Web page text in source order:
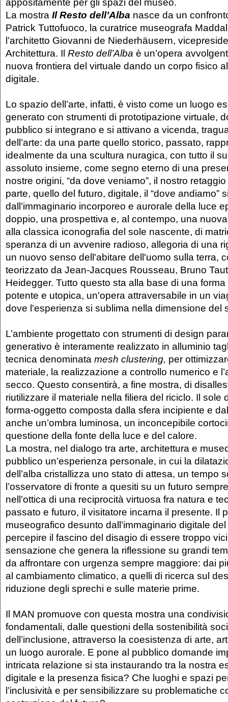
La mostra Il Resto dell’Alba nasce da un
Patrick Tuttofuoco, la curatrice museografa
l’architetto Giovanni de Niederhäusern,
Architettura. Il Resto dell’Alba è un’opera
nuova frontiera del virtuale dando un corpo fisico
digitale.
Lo spazio dell’arte, infatti, è visto come un luogo
generato con strumenti di prototipazione virtuale,
pubblico si integrano e si attivano a vicenda,
dell’arte: da una parte quello storico, passato,
idealmente da una scultura nuragica, con tutto il
assoluto insieme, come segno eterno di una
nostre origini, “da dove veniamo”, il nostro
parte, quello del futuro, digitale, il “dove andiamo”
dall’immaginario incorporeo e aurorale della luce
doppio, una prospettiva e, al contempo, una
alla classica iconografia del sole nascente, di
speranza di un avvenire radioso, allegoria di una
un nuovo senso dell'abitare dell'uomo sulla terra,
teorizzato da Jean-Jacques Rousseau, Bruno
Heidegger. Tutto questo sta alla base di una
potente e utopica, un'opera attraversabile in un
dove l'esperienza si sublima nella dimensione del
L’ambiente progettato con strumenti di design
generativo è interamente realizzato in alluminio
tecnica denominata mesh clustering, per
materiale, la realizzazione a controllo numerico e
secco. Questo consentirà, a fine mostra, di
riutilizzare il materiale nella filiera del riciclo. Il sole
forma-oggetto composta dalla sfera incipiente e
anche un’ombra luminosa, un inconcepibile
questione della fonte della luce e del calore.
La mostra, nel dialogo tra arte, architettura e
pubblico un’esperienza personale, in cui la
dell’alba cristallizza uno stato di attesa, un tempo
l’osservatore di fronte a quesiti su un futuro
nell'ottica di una reciprocità virtuosa fra natura e
passato e futuro, il visitatore incarna il presente. Il
museografico desunto dall’immaginario digitale
percepire il fascino del disagio di essere troppo
sensazione che genera la riflessione su grandi
da affrontare con urgenza sempre maggiore: dai
al cambiamento climatico, a quelli di ricerca sul
riduzione degli sprechi e sulle materie prime.
Il MAN promuove con questa mostra una
fondamentali, dalle questioni della sostenibilità
dell’inclusione, attraverso la coesistenza di arte,
un luogo aurorale. E pone al pubblico domande
intricata relazione si sta instaurando tra la nostra
digitale e la presenza fisica? Che luoghi e spazi
l’inclusività e per sensibilizzare su problematiche